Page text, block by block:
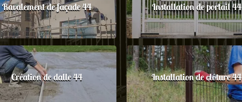
Ravalement de façade 44 Installation de portail 44
Création de dalle 44 Installation de clôture 44